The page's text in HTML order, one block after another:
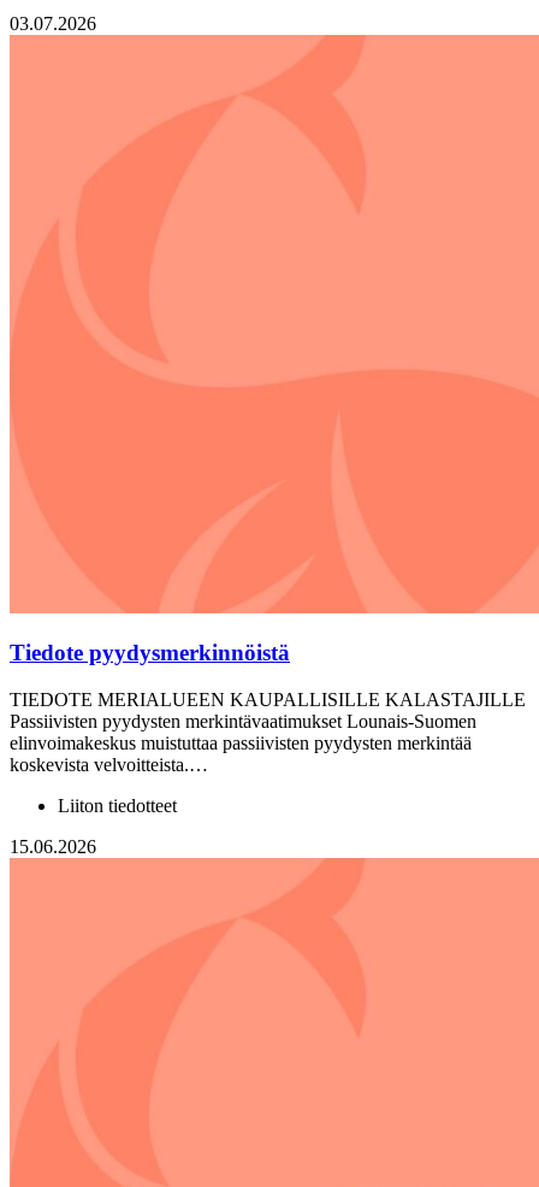
03.07.2026
Tiedote pyydysmerkinnöistä
TIEDOTE MERIALUEEN KAUPALLISILLE KALASTAJILLE
Passiivisten pyydysten merkintävaatimukset Lounais-Suomen
elinvoimakeskus muistuttaa passiivisten pyydysten merkintää
koskevista velvoitteista.…
Liiton tiedotteet
15.06.2026